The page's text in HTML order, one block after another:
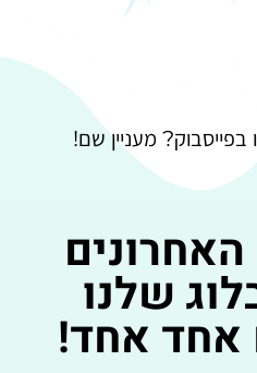
מעניין שם!
שלנו
אחד אחד!